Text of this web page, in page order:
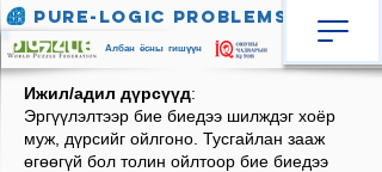
Албан ёсны гишүүн
Pure-Logic Problems
Ижил/адил дүрсүүд:
Эргүүлэлтээр бие биедээ шилждэг хоёр
муж, дүрсийг ойлгоно. Тусгайлан зааж
өгөөгүй бол толин ойлтоор бие биедээ